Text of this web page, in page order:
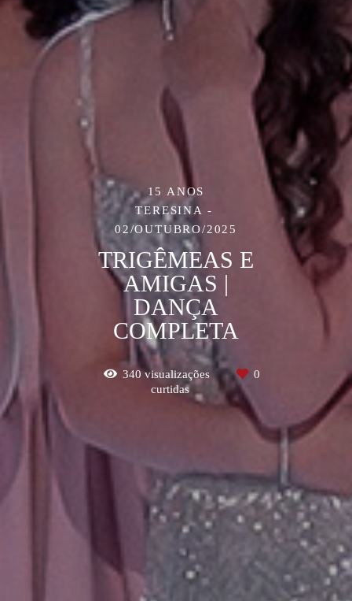
15 ANOS
TERESINA
02/OUTUBRO/2025
TRIGÊMEAS E
AMIGAS |
DANÇA
COMPLETA
340visualizações
0
curtidas